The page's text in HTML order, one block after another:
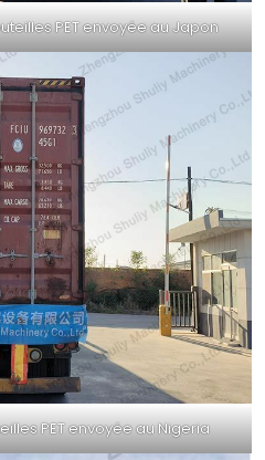
PET envoyée au Japon
PET envoyée au Nigeria